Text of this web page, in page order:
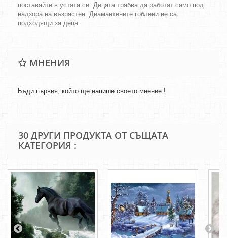
поставяйте в устата си. Децата трябва да работят само под
надзора на възрастен. Диамантените гоблени не са
подходящи за деца.
МНЕНИЯ
Бъди първия, който ще напише своето мнение !
30 ДРУГИ ПРОДУКТА ОТ СЪЩАТА
КАТЕГОРИЯ :